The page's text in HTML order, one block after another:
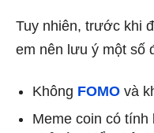
Tuy nhiên, trước khi
em nên lưu ý một số
Không FOMO và
Meme coin có tính